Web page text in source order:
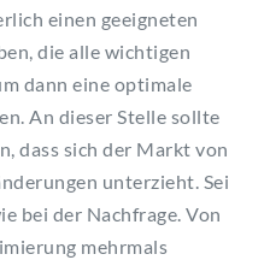
einen geeigneten
die alle wichtigen
dann eine optimale
An dieser Stelle sollte
dass sich der Markt von
unterzieht. Sei
bei der Nachfrage. Von
mehrmals